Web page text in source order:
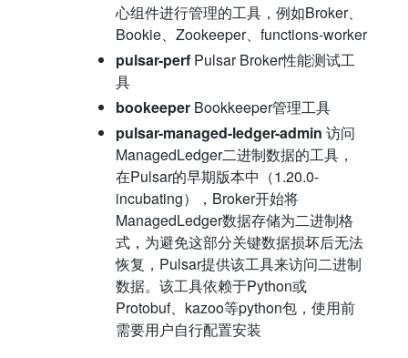
心组件进行管理的工具，例如Broker、
Bookie、Zookeeper、functions-worker
pulsar-perfPulsar Broker性能测试工
具
bookeeperBookkeeper管理工具
pulsar-managed-ledger-admin 访问
ManagedLedger二进制数据的工具，
在Pulsar的早期版本中（1.20.0-
incubating），Broker开始将
ManagedLedger数据存储为二进制格
式，为避免这部分关键数据损坏后无法
恢复，Pulsar提供该工具来访问二进制
数据。该工具依赖于Python或
Protobuf、kazoo等python包，使用前
需要用户自行配置安装